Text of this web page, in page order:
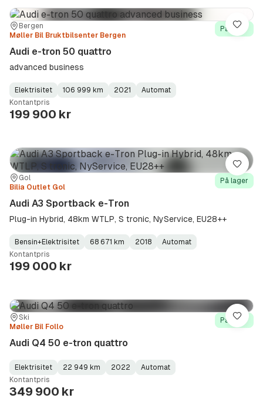
Sted:Bergen
Forhandler:
Møller Bil Bruktbilsenter Bergen
På lager
Audi e-tron 50 quattro
advanced business
Fuel
Type:
Elektrisitet
Kilometerstand :
106 999 km
Model
Year:
2021
Gearbox
Type:
Automat
Kontantpris
199 900 kr
Lagre
Sted:
Gol
Forhandler:
Bilia Outlet Gol
På lager
Audi A3 Sportback e-Tron
Plug-in Hybrid, 48km WTLP, S tronic, NyService, EU28++
Fuel
Type:
Bensin+Elektrisitet
Kilometerstand: 68 671 km
Model
Year:
2018
Gearbox
Type:
Automat
Kontantpris
199 000 kr
Lagre
Sted:
Ski
Forhandler:
Møller Bil Follo
På lager
Audi Q4 50 e-tron quattro
Fuel
Type:
Elektrisitet
Kilometerstand:
22 949 km
Model
Year:
2022
Gearbox
Type:
Automat
Kontantpris
349 900 kr
Lagre